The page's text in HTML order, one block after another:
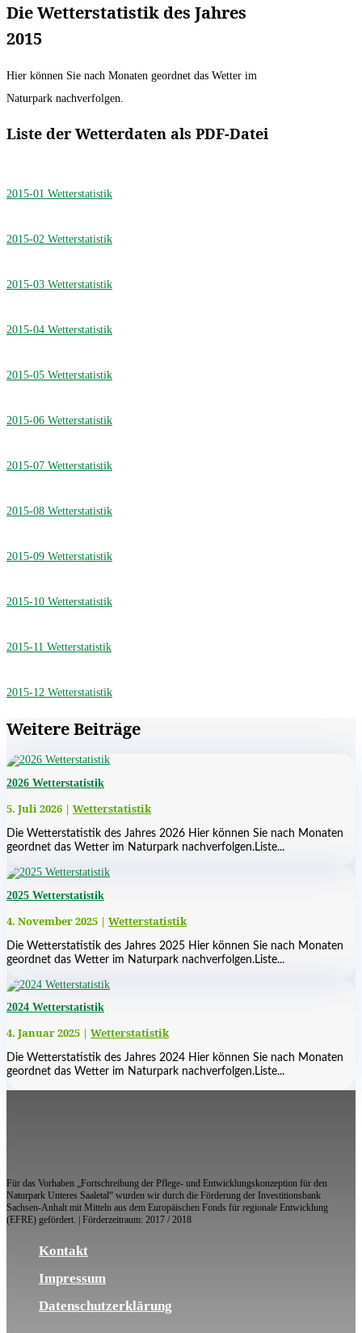
Die Wetterstatistik des Jahres
2015
Hier können Sie nach Monaten geordnet das Wetter im
Naturpark nachverfolgen.
Liste der Wetterdaten als PDF-Datei
2015-01 Wetterstatistik
2015-02 Wetterstatistik
2015-03 Wetterstatistik
2015-04 Wetterstatistik
2015-05 Wetterstatistik
2015-06 Wetterstatistik
2015-07 Wetterstatistik
2015-08 Wetterstatistik
2015-09 Wetterstatistik
2015-10 Wetterstatistik
2015-11 Wetterstatistik
2015-12 Wetterstatistik
Weitere Beiträge
2026 Wetterstatistik
5. Juli 2026 | Wetterstatistik
Die Wetterstatistik des Jahres 2026 Hier können Sie nach Monaten
geordnet das Wetter im Naturpark nachverfolgen.Liste...
2025 Wetterstatistik
4. November 2025 | Wetterstatistik
Die Wetterstatistik des Jahres 2025 Hier können Sie nach Monaten
geordnet das Wetter im Naturpark nachverfolgen.Liste...
2024 Wetterstatistik
4. Januar 2025 | Wetterstatistik
Die Wetterstatistik des Jahres 2024 Hier können Sie nach Monaten
geordnet das Wetter im Naturpark nachverfolgen.Liste...
Für das Vorhaben „Fortschreibung der Pflege- und Entwicklungskonzeption für den
Naturpark Unteres Saaletal“ wurden wir durch die Förderung der Investitionsbank
Sachsen-Anhalt mit Mitteln aus dem Europäischen Fonds für regionale Entwicklung
(EFRE) gefördert. | Förderzeitraum: 2017 / 2018
Kontakt
Impressum
Datenschutzerklärung